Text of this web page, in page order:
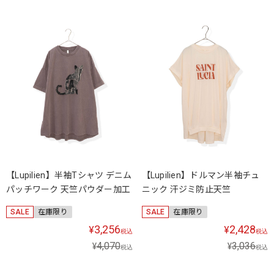
【Lupilien】半袖Tシャツ デニム
パッチワーク 天竺パウダー加工
SALE 在庫限り
¥3,256税込
¥4,070税込
【Lupilien】ドルマン半袖チュ
ニック 汗ジミ防止天竺
SALE 在庫限り
¥2,428税込
¥3,036税込